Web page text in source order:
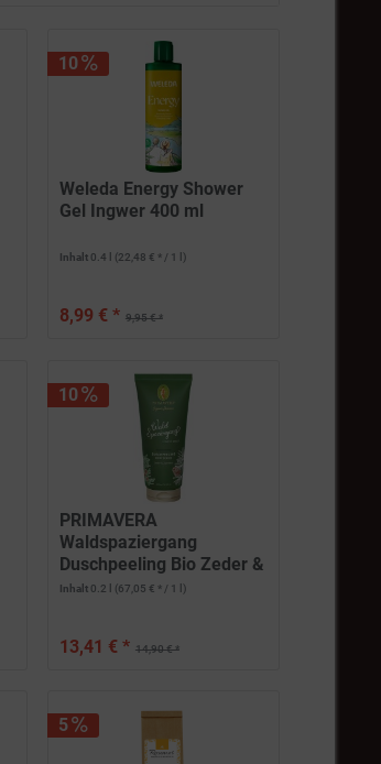
Rosenrot Naturkosmetik
sensena Naturkosmetik
10
Weleda Energy Shower
Gel Ingwer 400 ml
Inhalt 0.4 l (22,48 € * / 1 l)
9,95 € *
8,99 € *
10
PRIMAVERA
Waldspaziergang
Duschpeeling Bio Zeder &
Zypresse 200 ml
Inhalt 0.2 l (67,05 € * / 1 l)
14,90 € *
13,41 € *
5